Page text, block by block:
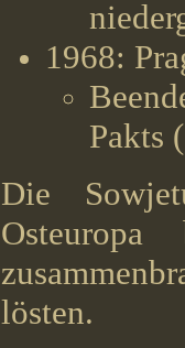
1968:
Pakts
Die
lösten.